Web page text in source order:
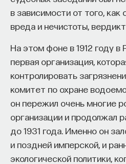
в зависимости от того, как
вреда и нечистоты,
На этом фоне в 1912 году в
первая организация,
контролировать
комитет по охране
он пережил очень многие
организации и продолжал
до 1931 года. Именно он
и поздней имперской, и
экологической политики,
ПАРТНЁР
Что такое
юристы. Они вполне
ввести его в заблуждение,
умеют говорить на
излагать свои взгляды
становятся понятны.
требованием к экспертизе
вы должны за короткое
устной форме объяснить
зрения, произошло в
спрашивают о содержании
сообщить суду на эту
образование и